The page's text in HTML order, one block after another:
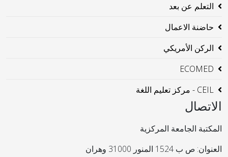
التعلم عن بعد
حاضنة الاعمال
الركن الأمريكي
ECOMED
CEIL - مركز تعليم اللغة
الاتصال
المكتبة الجامعة المركزية
العنوان: ص ب 1524 المنور 31000 وهران